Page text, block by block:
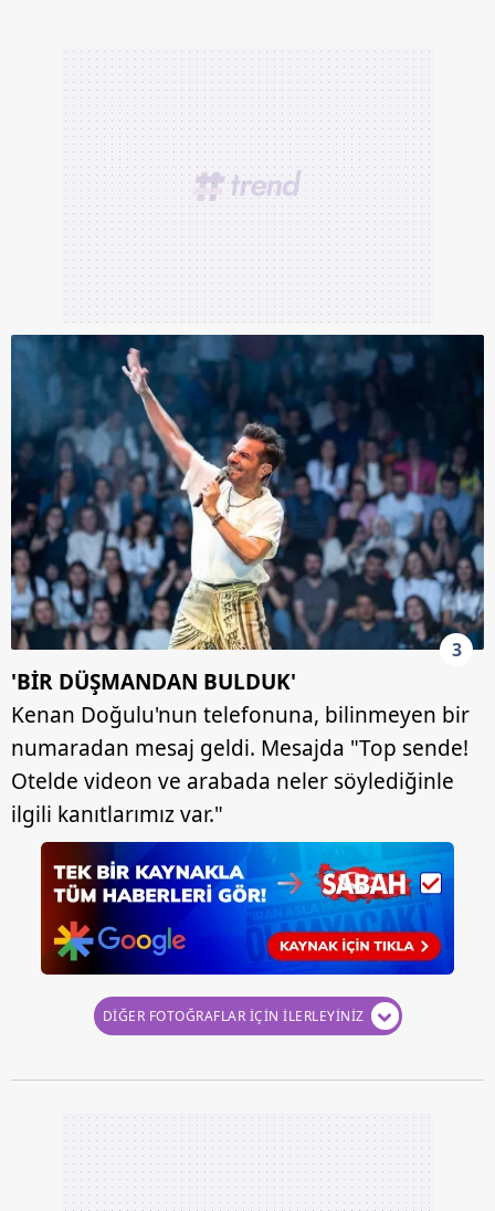
3
'BİR DÜŞMANDAN BULDUK'
Kenan Doğulu'nun telefonuna, bilinmeyen bir
numaradan mesaj geldi. Mesajda "Top sende!
Otelde videon ve arabada neler söylediğinle
ilgili kanıtlarımız var."
DİĞER FOTOĞRAFLAR İÇİN İLERLEYİNİZ